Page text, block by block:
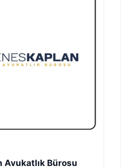
Avukatlık Bürosu